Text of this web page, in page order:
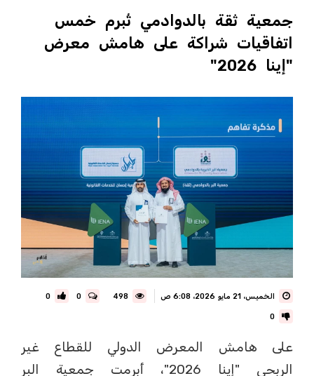
جمعية ثقة بالدوادمي تُبرم خمس
اتفاقيات شراكة على هامش معرض
"إينا 2026"
الخميس، 21 مايو 2026، 6:08 ص 0
0
0
على هامش المعرض الدولي للقطاع غير
الربحي "إينا 2026"، أبرمت جمعية البر